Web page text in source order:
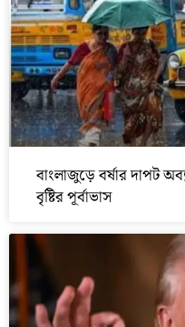
বাংলাজুড়ে বর্ষার দাপট
বৃষ্টির পূর্বাভাস